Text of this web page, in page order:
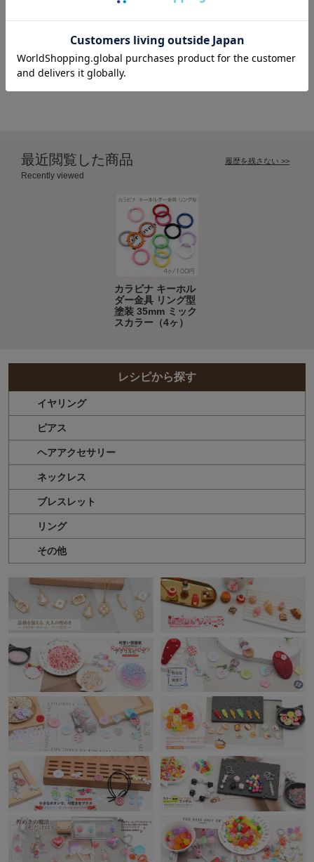
カラビナ キーホルダー金具 オ
ーバル ゴールド 15×19mm（2
ヶ）
カラビナ キーホルダー金具 リ
ング型 塗装 30mm ミックスカ
最近閲覧した商品
Recently viewed
履歴を残さない >>
カラビナ キーホル
ダー金具 リング型
塗装 35mm ミック
スカラー（4ヶ）
レシピから探す
イヤリング
ピアス
ヘアアクセサリー
ネックレス
ブレスレット
リング
その他